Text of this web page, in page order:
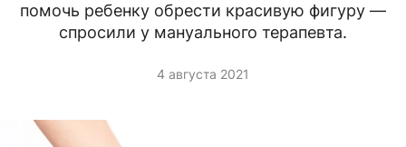
помочь ребенку обрести красивую фигуру —
спросили у мануального терапевта.
4 августа 2021